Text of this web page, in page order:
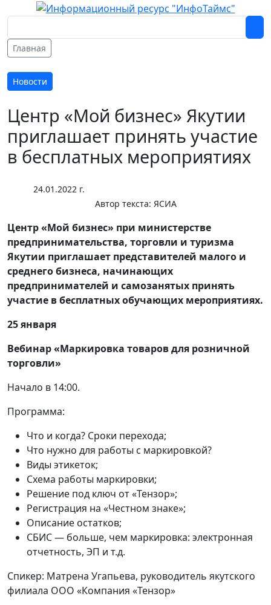
Главная
Новости
Центр «Мой бизнес» Якутии
приглашает принять участие
в бесплатных мероприятиях
24.01.2022 г.
Автор текста: ЯСИА
Центр «Мой бизнес» при министерстве
предпринимательства, торговли и туризма
Якутии приглашает представителей малого и
среднего бизнеса, начинающих
предпринимателей и самозанятых принять
участие в бесплатных обучающих мероприятиях.
25 января
Вебинар «Маркировка товаров для розничной
торговли»
Начало в 14:00.
Программа:
Что и когда? Сроки перехода;
Что нужно для работы с маркировкой?
Виды этикеток;
Схема работы маркировки;
Решение под ключ от «Тензор»;
Регистрация на «Честном знаке»;
Описание остатков;
СБИС — больше, чем маркировка: электронная
отчетность, ЭП и т.д.⠀
Спикер: Матрена Угапьева, руководитель якутского
филиала ООО «Компания «Тензор»